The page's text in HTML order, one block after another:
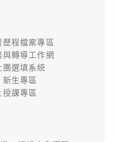
歷程檔案專區
與轉導工作網
團選填系統
新生專區
授課專區